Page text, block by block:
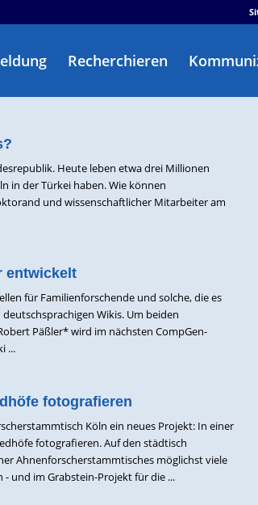
Recherchieren
Heute leben etwa drei Millionen
in der Türkei haben. Wie können
und wissenschaftlicher Mitarbeiter am
entwickelt
für Familienforschende und solche, die es
Wikis. Um beiden
Päßler* wird im nächsten CompGen-
...
fotografieren
Köln ein neues Projekt: In einer
fotografieren. Auf den städtisch
Ahnenforscherstammtisches möglichst viele
und im Grabstein-Projekt für die ...